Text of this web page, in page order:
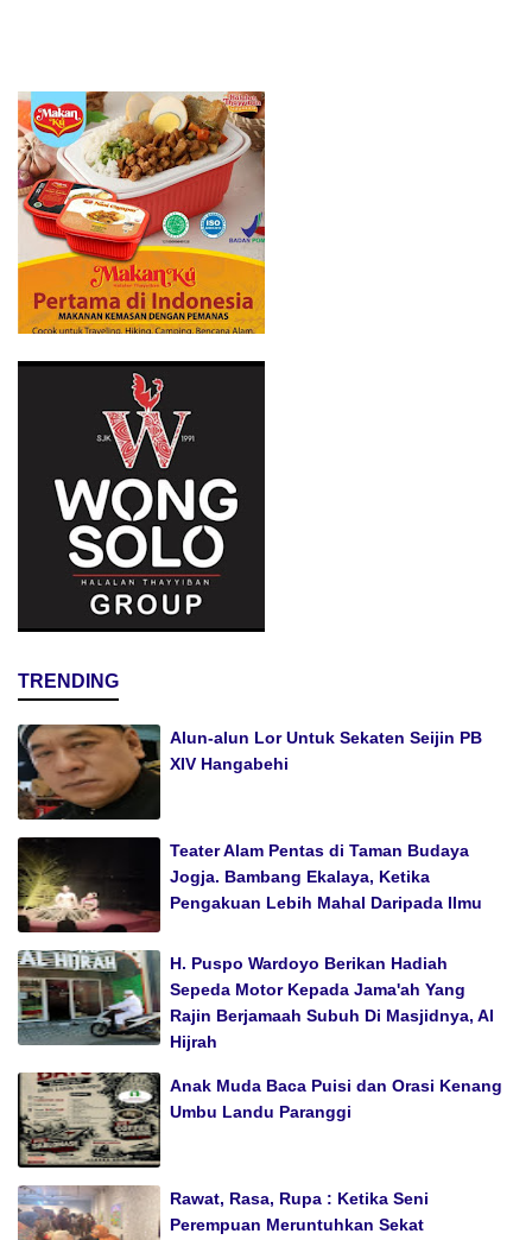
TRENDING
Alun-alun Lor Untuk Sekaten Seijin PB
XIV Hangabehi
Teater Alam Pentas di Taman Budaya
Jogja. Bambang Ekalaya, Ketika
Pengakuan Lebih Mahal Daripada Ilmu
H. Puspo Wardoyo Berikan Hadiah
Sepeda Motor Kepada Jama'ah Yang
Rajin Berjamaah Subuh Di Masjidnya, Al
Hijrah
Anak Muda Baca Puisi dan Orasi Kenang
Umbu Landu Paranggi
Rawat, Rasa, Rupa : Ketika Seni
Perempuan Meruntuhkan Sekat